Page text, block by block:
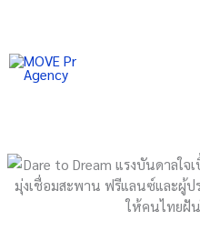
content